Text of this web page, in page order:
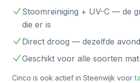
Stoomreiniging + UV-C — de
die er is
Direct droog — dezelfde
Geschikt voor alle soorten
Cinco is ook actief in Steenwijk voor